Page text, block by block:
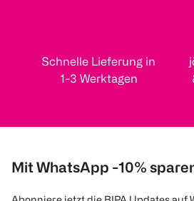
Schnelle Lieferung in
1-3 Werktagen
Mit WhatsApp -10%